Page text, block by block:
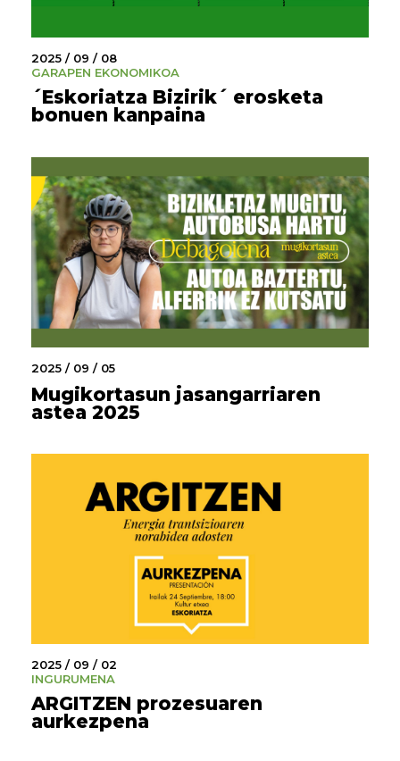
2025 / 09 / 08
GARAPEN EKONOMIKOA
´Eskoriatza Bizirik´ erosketa
bonuen kanpaina
2025 / 09 / 05
Mugikortasun jasangarriaren
astea 2025
2025 / 09 / 02
INGURUMENA
ARGITZEN prozesuaren
aurkezpena